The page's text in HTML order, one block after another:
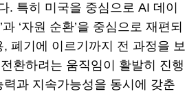
. 특히 미국을 중심으로 AI 데이
‘자원 순환’을 중심으로 재편되
폐기에 이르기까지 전 과정을 보
환하려는 움직임이 활발히 진행
과 지속가능성을 동시에 갖춘